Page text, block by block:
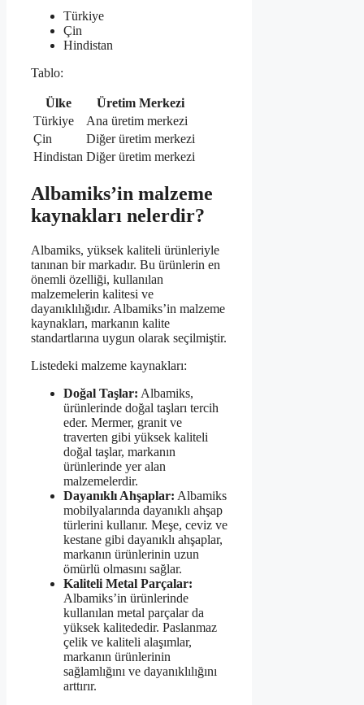
Türkiye
Çin
Hindistan
Tablo:
Ülke
Üretim Merkezi
Türkiye
Ana üretim merkezi
Çin
Diğer üretim merkezi
Hindistan Diğer üretim merkezi
Albamiks’in malzeme
kaynakları nelerdir?
Albamiks, yüksek kaliteli ürünleriyle
tanınan bir markadır. Bu ürünlerin en
önemli özelliği, kullanılan
malzemelerin kalitesi ve
dayanıklılığıdır. Albamiks’in malzeme
kaynakları, markanın kalite
standartlarına uygun olarak seçilmiştir.
Listedeki malzeme kaynakları:
Doğal Taşlar: Albamiks,
ürünlerinde doğal taşları tercih
eder. Mermer, granit ve
traverten gibi yüksek kaliteli
doğal taşlar, markanın
ürünlerinde yer alan
malzemelerdir.
Dayanıklı Ahşaplar: Albamiks
mobilyalarında dayanıklı ahşap
türlerini kullanır. Meşe, ceviz ve
kestane gibi dayanıklı ahşaplar,
markanın ürünlerinin uzun
ömürlü olmasını sağlar.
Kaliteli Metal Parçalar:
Albamiks’in ürünlerinde
kullanılan metal parçalar da
yüksek kalitededir. Paslanmaz
çelik ve kaliteli alaşımlar,
markanın ürünlerinin
sağlamlığını ve dayanıklılığını
arttırır.